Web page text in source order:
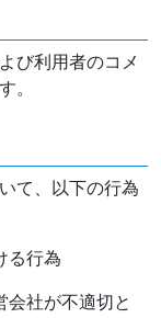
び利用者のコメ
。
て、以下の行為
る行為
会社が不適切と